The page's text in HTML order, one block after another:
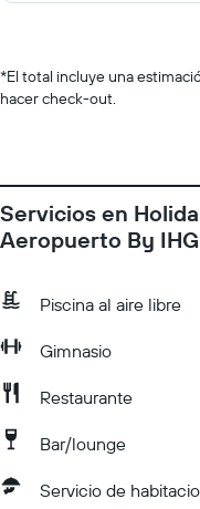
*El total incluye una
hacer check-out.
Servicios en
Aeropuerto By IHG
Piscina al aire libre
Gimnasio
Restaurante
Bar/lounge
Servicio de